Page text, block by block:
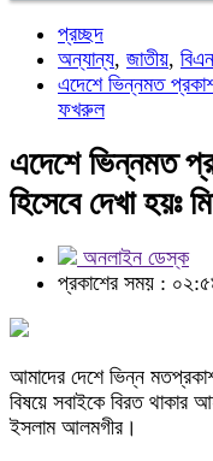
প্রচ্ছদ
অন্যান্য, জাতীয়,
এদেশে ভিন্নমত
ফখরুল
এদেশে ভিন্নমত
হিসেবে দেখা হয়ঃ
অনলাইন ডেস্ক
প্রকাশের সময় :
আমাদের দেশে ভিন্ন
বিষয়ে সবাইকে বিরত থাকার
ইসলাম আলমগীর।